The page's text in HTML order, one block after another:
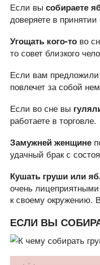
Если вы собираете
доверяете в
Угощать кого-тово
то совет близкого
Если вам предложили
повлечет за собой
Если во сне вы
работаете в торговле.
Замужней женщине
удачный брак с
Кушать груши или
очень
к своему окружению.
ЕСЛИ ВЫ